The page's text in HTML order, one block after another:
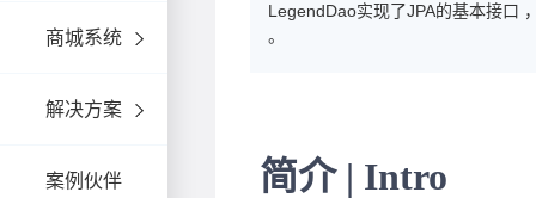
商城系统
解决方案
案例伙伴
LegendDao实现了JPA的基本接口
。